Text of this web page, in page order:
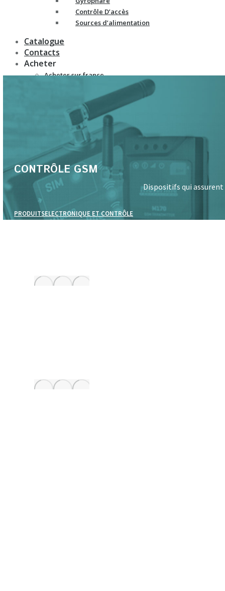
Contrôle D’accès
Sources d’alimentation
Catalogue
Contacts
Acheter
Acheter sur france-
CONTRÔLE GSM
Dispositifs qui
PRODUITSELECTRONIQUE ET CONTRÔLE